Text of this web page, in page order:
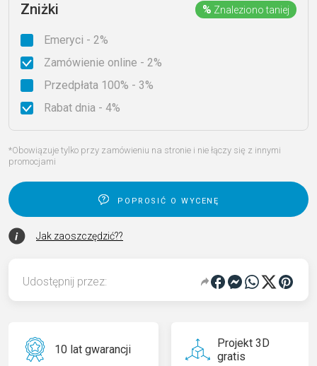
Zniżki % Znaleziono taniej
Emeryci - 2%
Zamówienie online - 2%
Przedpłata 100% - 3%
Rabat dnia - 4%
*Obowiązuje tylko przy zamówieniu na stronie i nie łączy się z innymi
promocjami
poprosić o wycenę
Jak zaoszczędzić??
Udostępnij przez:
10 lat gwarancji
Projekt 3D
gratis